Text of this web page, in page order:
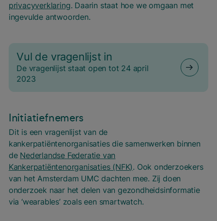
privacyverklaring. Daarin staat hoe we omgaan met
ingevulde antwoorden.
Vul de vra­gen­lijst in
De vragenlijst staat open tot 24 april
2023
Initiatiefnemers
Dit is een vragenlijst van de
kankerpatiëntenorganisaties die samenwerken binnen
de Nederlandse Federatie van
Kankerpatiëntenorganisaties (NFK). Ook onderzoekers
van het Amsterdam UMC dachten mee. Zij doen
onderzoek naar het delen van gezondheidsinformatie
via ‘wearables’ zoals een smartwatch.